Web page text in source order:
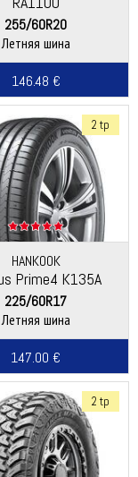
255/60R20
Летняя шина
146.48 €
2 tp
HANKOOK
Prime4 K135A
225/60R17
Летняя шина
147.00 €
2 tp